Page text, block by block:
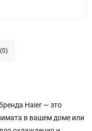
Haier — это
в вашем доме или